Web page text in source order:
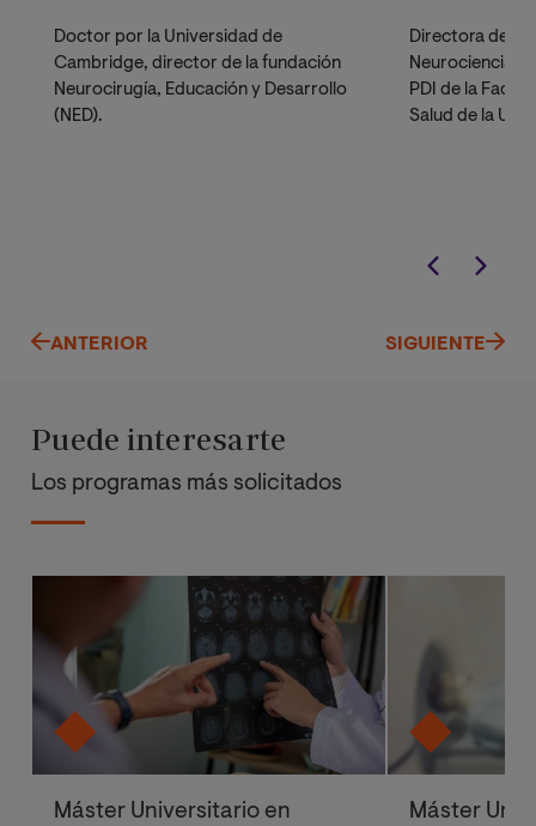
Doctor por la Universidad de
Cambridge, director de la fundación
Neurocirugía, Educación y Desarrollo
(NED).
Directora de la
Neurociencia
PDI de la
Salud de la
Resiliencia
ANTERIOR SIGUIENTE
Puede interesarte
Los programas más solicitados
Máster Universitario en
Máster